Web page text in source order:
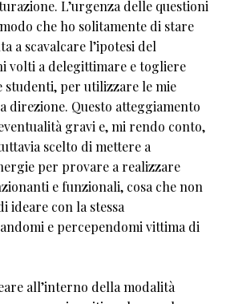
L’urgenza delle questioni
che ho solitamente di stare
a scavalcare l’ipotesi del
volti a delegittimare e togliere
studenti, per utilizzare le mie
direzione. Questo atteggiamento
gravi e, mi rendo conto,
scelto di mettere a
per provare a realizzare
e funzionali, cosa che non
ideare con la stessa
e percependomi vittima di
all’interno della modalità